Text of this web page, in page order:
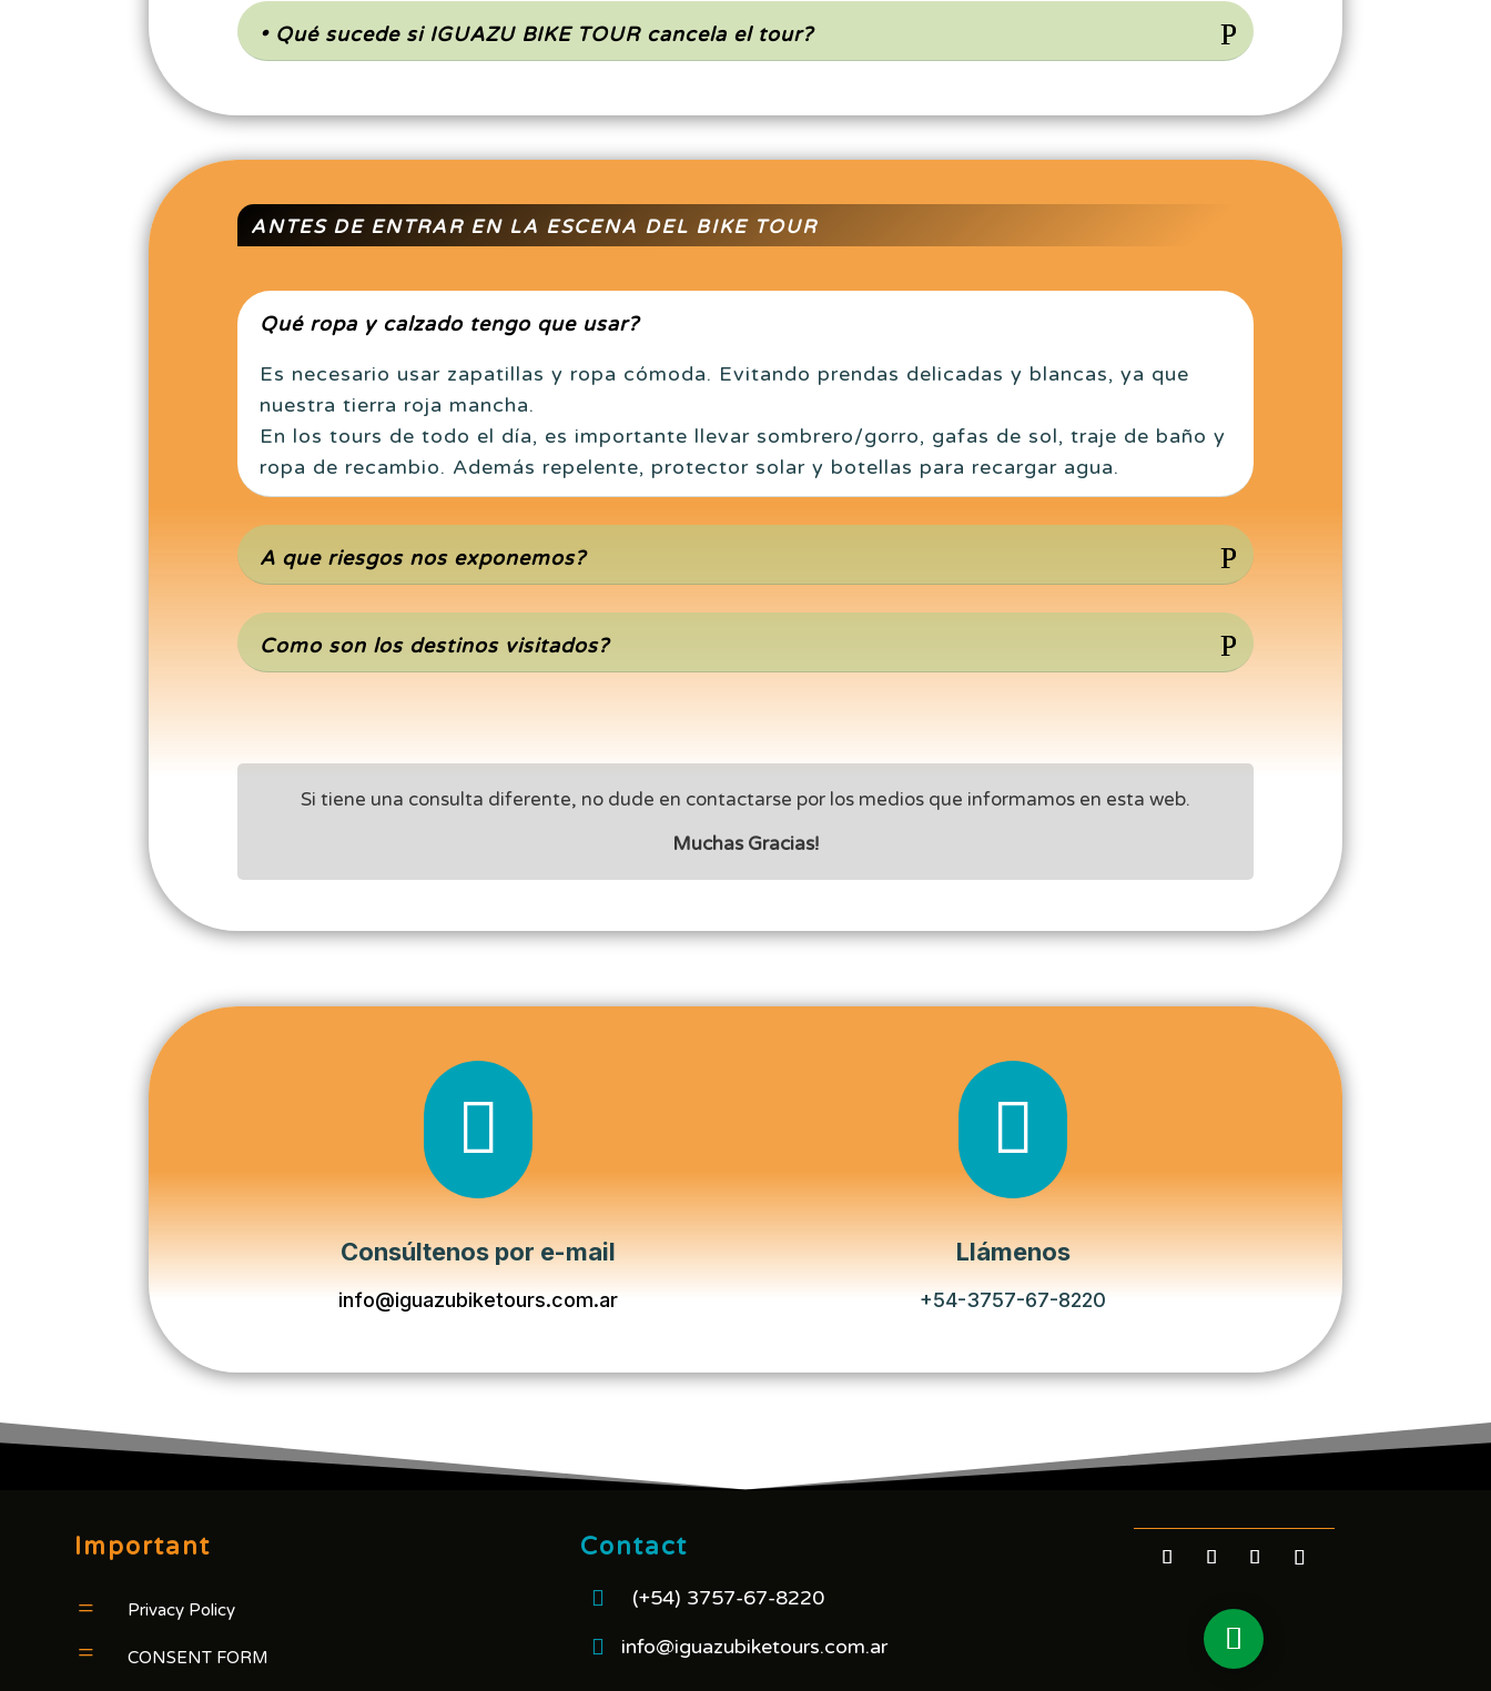
• Qué sucede si IGUAZU BIKE TOUR cancela el tour?
ANTES DE ENTRAR EN LA ESCENA DEL BIKE TOUR
Qué ropa y calzado tengo que usar?
Es necesario usar zapatillas y ropa cómoda. Evitando prendas delicadas y blancas, ya que
nuestra tierra roja mancha.
En los tours de todo el día, es importante llevar sombrero/gorro, gafas de sol, traje de baño y
ropa de recambio. Además repelente, protector solar y botellas para recargar agua.
A que riesgos nos exponemos?
Como son los destinos visitados?
Si tiene una consulta diferente, no dude en contactarse por los medios que informamos en esta web.
Muchas Gracias!

Consúltenos por e-mail
info@iguazubiketours.com.ar

Llámenos
+54-3757-67-8220
Important
= Privacy Policy
= CONSENT FORM
Contact

(+54) 3757-67-8220

info@iguazubiketours.com.ar